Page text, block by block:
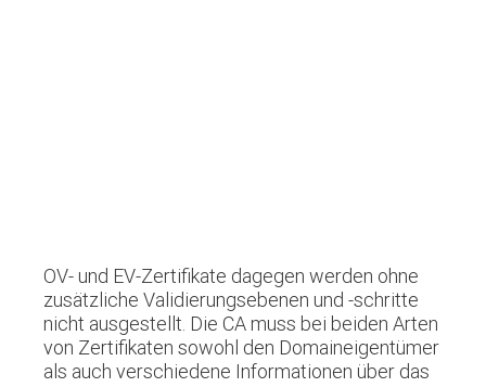
OV- und EV-Zertifikate dagegen werden ohne
zusätzliche Validierungsebenen und -schritte
nicht ausgestellt. Die CA muss bei beiden Arten
von Zertifikaten sowohl den Domaineigentümer
als auch verschiedene Informationen über das